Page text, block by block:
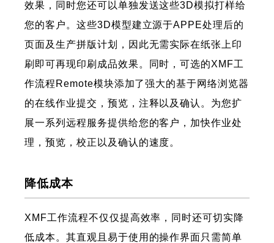
效果，同时您还可以单独发送这些3D模拟打样给
您的客户。这些3D模型建立源于APPE处理后的
页面及生产拼版计划，因此无需实际在纸张上印
刷即可再现印刷成品效果。同时，可选的XMF工
作流程Remote模块添加了强大的基于网络浏览器
的在线作业提交，预览，注释以及确认。为您扩
展一系列远程服务提供给您的客户，加快作业处
理，预览，校正以及确认的速度。
降低成本
XMF工作流程不仅仅提高效率，同时还可切实降
低成本。其直观且易于使用的操作界面只需简单